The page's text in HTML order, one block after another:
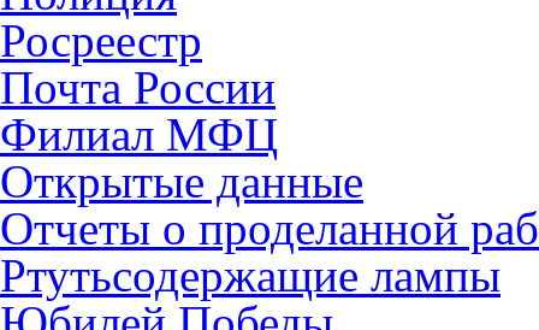
Росреестр
Почта России
Филиал МФЦ
Открытые данные
Отчеты о проделанной
Ртутьсодержащие лампы